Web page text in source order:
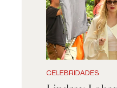
CELEBRIDADES